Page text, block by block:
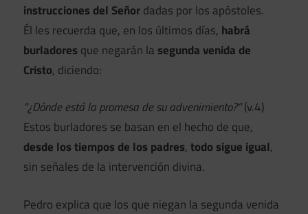
instrucciones del Señordadas por los apóstoles.
Él les recuerda que, en los últimos días, habrá
burladores que negarán la segunda venida de
Cristo, diciendo:
“¿Dónde está la promesa de su advenimiento?”(v.4)
Estos burladores se basan en el hecho de que,
desde los tiempos de los padres,todo sigue igual,
sin señales de la intervención divina.
Pedro explica que los que niegan la segunda venida